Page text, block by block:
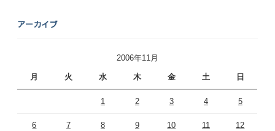
アーカイブ
2006年11月
月 火 水 木 金 土 日
1 2 3 4 5
6 7 8 9 10 11 12